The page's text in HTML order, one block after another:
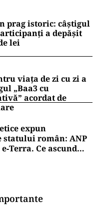
prag istoric: câștigul
a depășit
lei
viața de zi cu zi a
„Baa3 cu
acordat de
expun
român: ANP
Ce ascund